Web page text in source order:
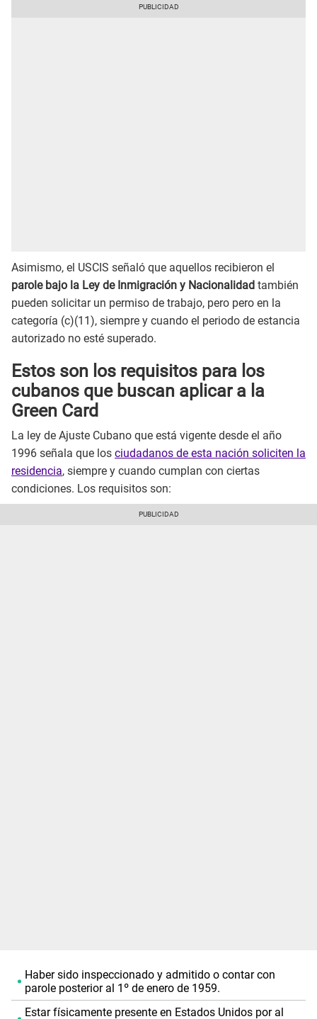
Asimismo, el USCIS señaló que aquellos recibieron el
parole bajo la Ley de Inmigración y Nacionalidad también
pueden solicitar un permiso de trabajo, pero pero en la
categoría (c)(11), siempre y cuando el periodo de estancia
autorizado no esté superado.
Estos son los requisitos para los
cubanos que buscan aplicar a la
Green Card
La ley de Ajuste Cubano que está vigente desde el año
1996 señala que los ciudadanos de esta nación soliciten la
residencia, siempre y cuando cumplan con ciertas
condiciones. Los requisitos son:
Haber sido inspeccionado y admitido o contar con
parole posterior al 1º de enero de 1959.
Estar físicamente presente en Estados Unidos por al